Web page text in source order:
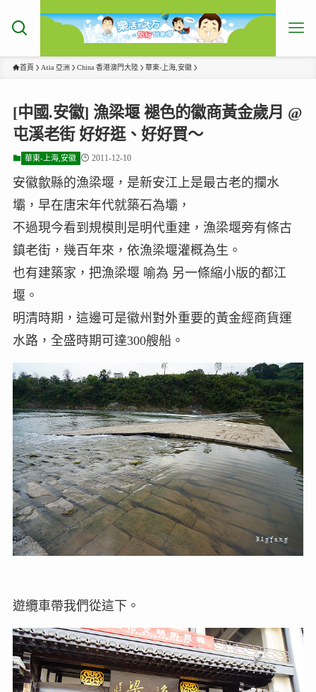
首頁 Asia 亞洲 China 香港澳門大陸 華東-上海,安徽
[中國.安徽] 漁梁堰 褪色的徽商黃金歲月 @
屯溪老街 好好逛、好好買～
華東-上海,安徽 2011-12-10
安徽歙縣的漁梁堰，是新安江上是最古老的攔水
壩，早在唐宋年代就築石為壩，
不過現今看到規模則是明代重建，漁梁堰旁有條古
鎮老街，幾百年來，依漁梁堰灌概為生。
也有建築家，把漁梁堰 喻為 另一條縮小版的都江
堰。
明清時期，這邊可是徽州對外重要的黃金經商貨運
水路，全盛時期可達300艘船。
遊纜車帶我們從這下。